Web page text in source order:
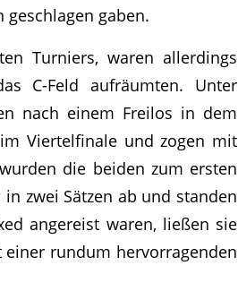
gaben.
Turniers, waren allerdings
C-Feld aufräumten. Unter
nach einem Freilos in dem
Viertelfinale und zogen mit
die beiden zum ersten
zwei Sätzen ab und standen
angereist waren, ließen sie
rundum hervorragenden